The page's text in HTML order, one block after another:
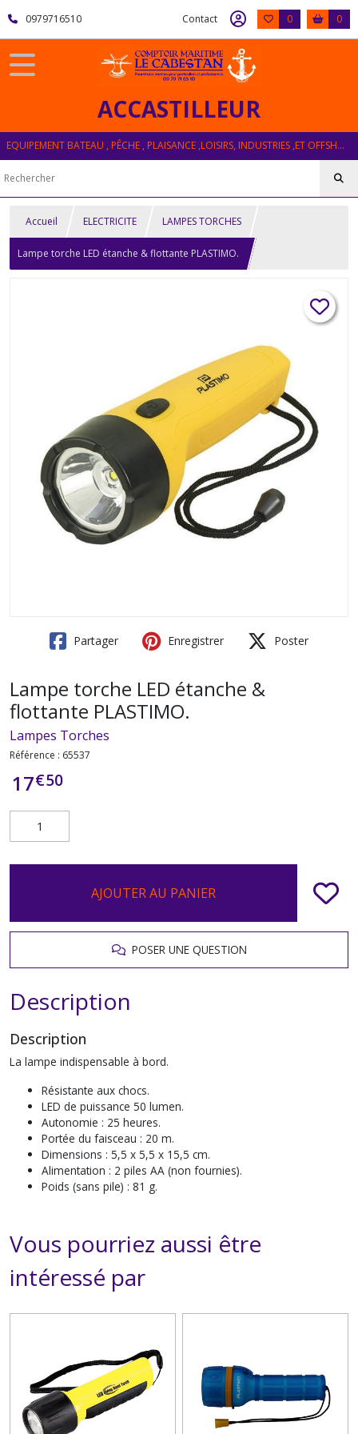
0979716510 Contact 0 0
ACCASTILLEUR
EQUIPEMENT BATEAU , PÊCHE , PLAISANCE ,LOISIRS, INDUSTRIES ,ET OFFSHORE
Accueil ELECTRICITE LAMPES TORCHES
Lampe torche LED étanche & flottante PLASTIMO.
Partager Enregistrer Poster
Lampe torche LED étanche &
flottante PLASTIMO.
Lampes Torches
Référence : 65537
17€50
AJOUTER AU PANIER
POSER UNE QUESTION
Description
Description
La lampe indispensable à bord.
Résistante aux chocs.
LED de puissance 50 lumen.
Autonomie : 25 heures.
Portée du faisceau : 20 m.
Dimensions : 5,5 x 5,5 x 15,5 cm.
Alimentation : 2 piles AA (non fournies).
Poids (sans pile) : 81 g.
Vous pourriez aussi être
intéressé par